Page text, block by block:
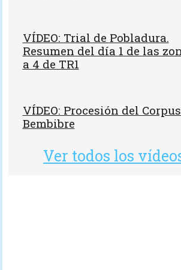
VÍDEO: Trial de Pobladura.
Resumen del día 1 de las
a 4 de TR1
VÍDEO: Procesión del
Bembibre
Ver todos los